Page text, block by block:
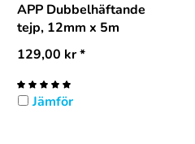
APP Dubbelhäftande
tejp, 12mm x 5m
129,00 kr*
Jämför